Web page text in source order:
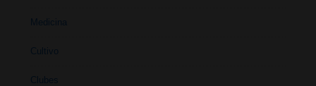
Medicina
Cultivo
Clubes